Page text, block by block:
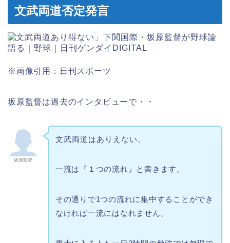
文武両道否定発言
※画像引用：日刊スポーツ
坂原監督は過去のインタビューで・・
坂原監督
文武両道はありえない。
一流は『１つの流れ』と書きます。
その通りで1つの流れに集中することができ
なければ一流にはなれません。